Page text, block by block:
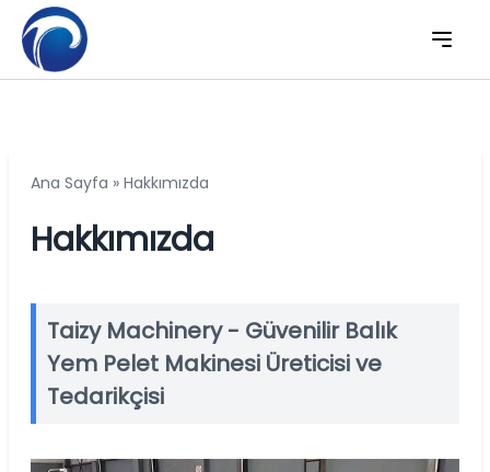
Ana Sayfa » Hakkımızda
Hakkımızda
Taizy Machinery - Güvenilir Balık
Yem Pelet Makinesi Üreticisi ve
Tedarikçisi